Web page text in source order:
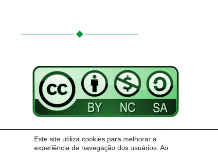
Este site utiliza cookies para melhorar a
experiência de navegação dos usuários. Ao
compartilhável sob a mesma licença.